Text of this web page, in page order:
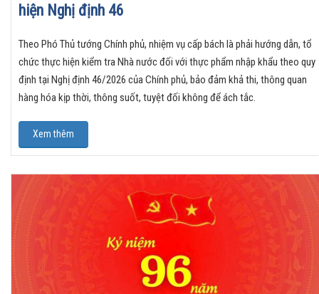
hiện Nghị định 46
Theo Phó Thủ tướng Chính phủ, nhiệm vụ cấp bách là phải hướng dẫn, tổ
chức thực hiện kiểm tra Nhà nước đối với thực phẩm nhập khẩu theo quy
định tại Nghị định 46/2026 của Chính phủ, bảo đảm khả thi, thông quan
hàng hóa kịp thời, thông suốt, tuyệt đối không để ách tắc.
Xem thêm